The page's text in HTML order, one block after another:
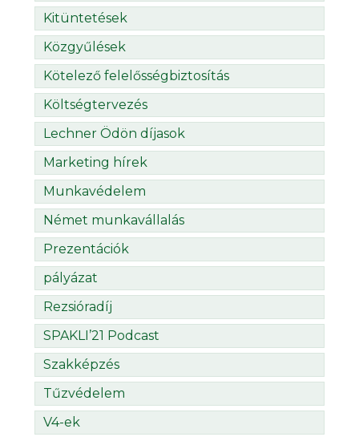
Kitüntetések
Közgyűlések
Kötelező felelősségbiztosítás
Költségtervezés
Lechner Ödön díjasok
Marketing hírek
Munkavédelem
Német munkavállalás
Prezentációk
pályázat
Rezsióradíj
SPAKLI’21 Podcast
Szakképzés
Tűzvédelem
V4-ek